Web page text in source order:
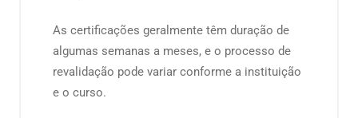
As certificações geralmente têm duração de
algumas semanas a meses, e o processo de
revalidação pode variar conforme a instituição
e o curso.